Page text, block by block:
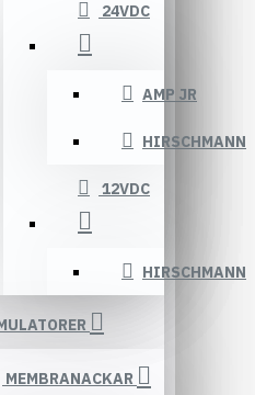
24VDC
AMP JR
HIRSCHMANN
12VDC
HIRSCHMANN
MEMBRANACKAR